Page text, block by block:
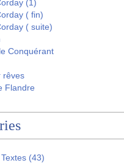
(1)
( fin)
( suite)
Conquérant
rêves
Flandre
(43)